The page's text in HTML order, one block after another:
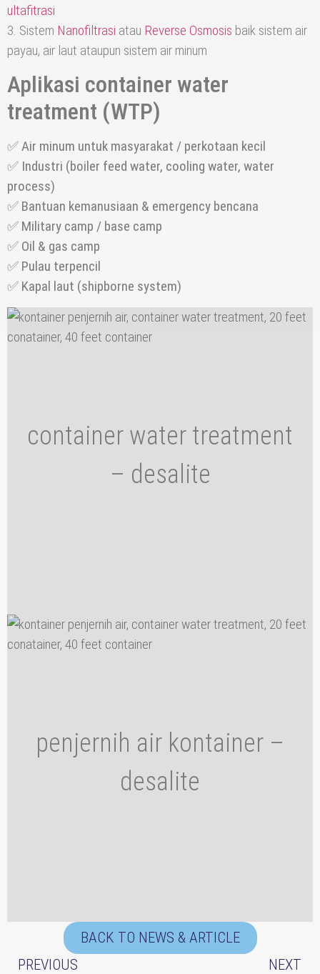
ultafitrasi
3. Sistem Nanofiltrasi atau Reverse Osmosis baik sistem air
payau, air laut ataupun sistem air minum
Aplikasi container water
treatment (WTP)
✅Air minum untuk masyarakat / perkotaan kecil
✅ Industri (boiler feed water, cooling water, water
process)
✅ Bantuan kemanusiaan & emergency bencana
✅ Military camp / base camp
✅ Oil & gas camp
✅ Pulau terpencil
✅ Kapal laut (shipborne system)
container water treatment
– desalite
penjernih air kontainer –
desalite
BACK TO NEWS & ARTICLE
PREVIOUS
NEXT